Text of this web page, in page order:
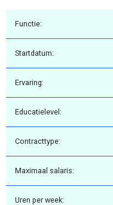
Functie:
Startdatum:
Ervaring:
Educatielevel:
Contracttype:
Maximaal salaris:
Uren per week: